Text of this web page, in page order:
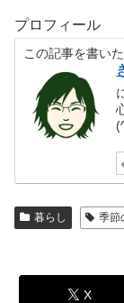
プロフィール
この記事を書い
暮らし 季節
X